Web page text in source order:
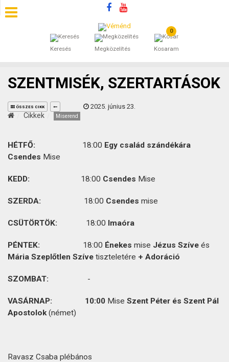
Keresés Megközelítés
0
Kosaram
SZÁLLÁSOK
ÁLTALÁNOS SZERZŐDÉSI FELTÉTELEK
KINCSES BARANYA VÉMÉND
KAPCSOLAT
SZENTMISÉK, SZERTARTÁSOK
ÖSSZES CIKK 2025. június 23.
Cikkek Miserend
HÉTFŐ: 18:00 Egy család szándékára
Csendes Mise
KEDD: 18:00 Csendes Mise
SZERDA: 18:00 Csendes mise
CSÜTÖRTÖK: 18:00 Imaóra
PÉNTEK: 18:00 Énekes mise Jézus Szíve és
Mária Szeplőtlen Szíve tiszteletére + Adoráció
SZOMBAT: -
VASÁRNAP: 10:00 Mise Szent Péter és Szent Pál
Apostolok(német)
Ravasz Csaba plébános